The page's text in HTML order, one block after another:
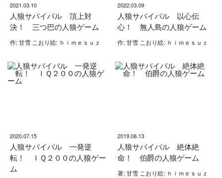
2021.03.10
人狼サバイバル 頂上対
決！ 三つ巴の人狼ゲーム
作: 甘雪 こおり絵: ｈｉｍｅｓｕｚ
2022.03.09
人狼サバイバル 以心伝
心！ 無人島の人狼ゲーム
作: 甘雪 こおり絵: ｈｉｍｅｓｕｚ
2020.07.15
人狼サバイバル 一発逆
転！ ＩＱ２００の人狼ゲー
ム
2019.06.13
人狼サバイバル 絶体絶
命！ 伯爵の人狼ゲーム
著: 甘雪 こおり絵: ｈｉｍｅｓｕｚ